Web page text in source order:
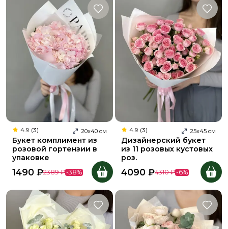
4.9 (3) 20х40 см
Букет комплимент из
розовой гортензии в
упаковке
1490 ₽2389 ₽-38%
4.9 (3) 25х45 см
Дизайнерский букет
из 11 розовых кустовых
роз.
4090 ₽4310 ₽-6%